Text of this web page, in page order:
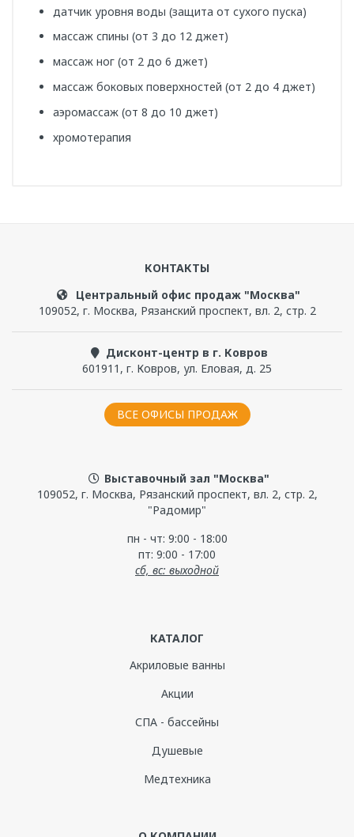
датчик уровня воды (защита от сухого пуска)
массаж спины (от 3 до 12 джет)
массаж ног (от 2 до 6 джет)
массаж боковых поверхностей (от 2 до 4 джет)
аэромассаж (от 8 до 10 джет)
хромотерапия
Radomir
зарегистрироваться
КОНТАКТЫ
Центральный офис продаж "Москва"
109052, г. Москва, Рязанский проспект, вл. 2, стр. 2
Дисконт-центр в г. Ковров
601911 , г. Ковров, ул. Еловая, д. 25
ВСЕ ОФИСЫ ПРОДАЖ
Выставочный зал "Москва"
109052, г. Москва, Рязанский проспект, вл. 2, стр. 2,
"Радомир"
пн - чт: 9:00 - 18:00
пт: 9:00 - 17:00
сб, вс: выходной
КАТАЛОГ
Акриловые ванны
Акции
СПА - бассейны
Душевые
Медтехника